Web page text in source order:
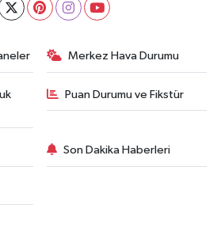
Merkez Hava Durumu
Puan Durumu ve Fikstür
Son Dakika Haberleri